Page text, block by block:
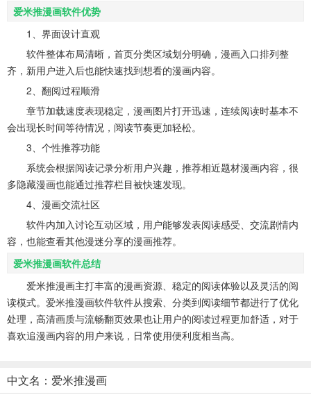
爱米推漫画软件优势
1、界面设计直观
软件整体布局清晰，首页分类区域划分明确，漫画入口排列整
齐，新用户进入后也能快速找到想看的漫画内容。
2、翻阅过程顺滑
章节加载速度表现稳定，漫画图片打开迅速，连续阅读时基本不
会出现长时间等待情况，阅读节奏更加轻松。
3、个性推荐功能
系统会根据阅读记录分析用户兴趣，推荐相近题材漫画内容，很
多隐藏漫画也能通过推荐栏目被快速发现。
4、漫画交流社区
软件内加入讨论互动区域，用户能够发表阅读感受、交流剧情内
容，也能查看其他漫迷分享的漫画推荐。
爱米推漫画软件总结
爱米推漫画主打丰富的漫画资源、稳定的阅读体验以及灵活的阅
读模式。爱米推漫画软件软件从搜索、分类到阅读细节都进行了优化
处理，高清画质与流畅翻页效果也让用户的阅读过程更加舒适，对于
喜欢追漫画内容的用户来说，日常使用便利度相当高。
中文名：爱米推漫画